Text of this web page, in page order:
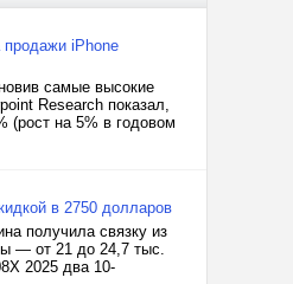
продажи iPhone
самые высокие
Research показал,
(рост на 5% в годовом
в 2750 долларов
получила связку из
— от 21 до 24,7 тыс.
2025 два 10-